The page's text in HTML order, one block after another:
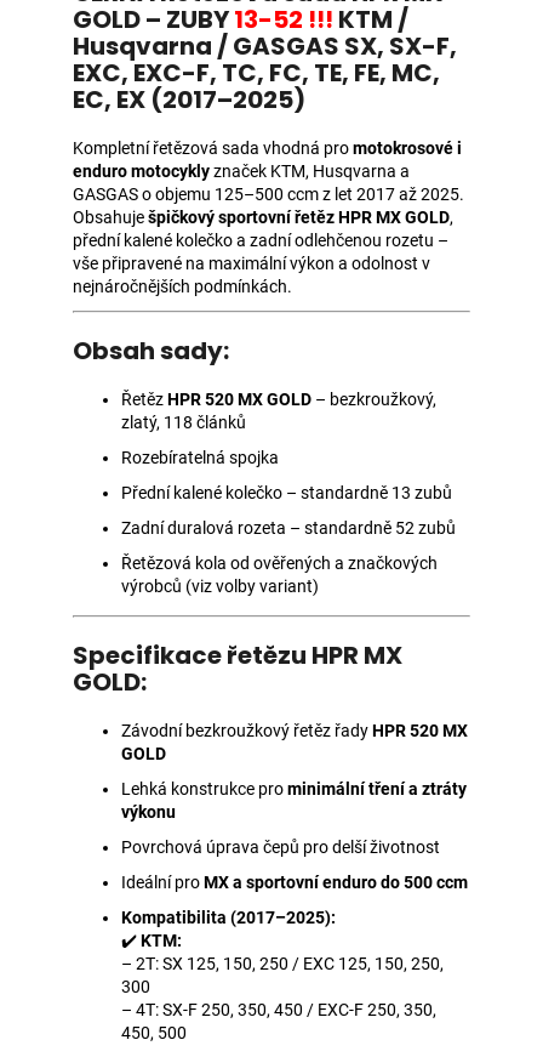
GOLD – ZUBY13-52 !!! KTM /
Husqvarna / GASGAS SX, SX-F,
EXC, EXC-F, TC, FC, TE, FE, MC,
EC, EX (2017–2025)
Kompletní řetězová sada vhodná promotokrosové i
enduro motocyklyznaček KTM, Husqvarna a
GASGAS o objemu 125–500 ccm z let 2017 až 2025.
Obsahuješpičkový sportovní řetěz HPR MX GOLD,
přední kalené kolečko a zadní odlehčenou rozetu –
vše připravené na maximální výkon a odolnost v
nejnáročnějších podmínkách.
Obsah sady:
ŘetězHPR 520 MX GOLD – bezkroužkový,
zlatý, 118 článků
Rozebíratelná spojka
Přední kalené kolečko – standardně 13 zubů
Zadní duralová rozeta – standardně 52 zubů
Řetězová kola od ověřených a značkových
výrobců (viz volby variant)
Specifikace řetězu HPR MX
GOLD:
Závodní bezkroužkový řetěz řadyHPR 520 MX
GOLD
Lehká konstrukce prominimální tření a ztráty
výkonu
Povrchová úprava čepů pro delší životnost
Ideální proMX a sportovní enduro do 500 ccm
Kompatibilita (2017–2025):
✔️KTM:
– 2T: SX 125, 150, 250 / EXC 125, 150, 250,
300
– 4T: SX-F 250, 350, 450 / EXC-F 250, 350,
450, 500